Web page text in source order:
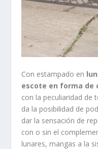
Con estampado en
escote en forma de
con la peculiaridad de
da la posibilidad de
dar la sensación de
con o sin el
lunares, mangas a la